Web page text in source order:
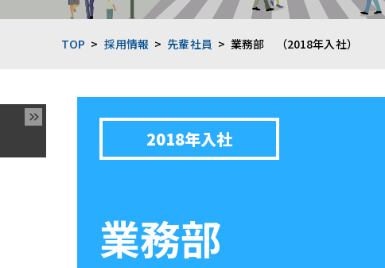
TOP 採用情報 先輩社員 業務部 （2018年入社）
2018年入社
業務部